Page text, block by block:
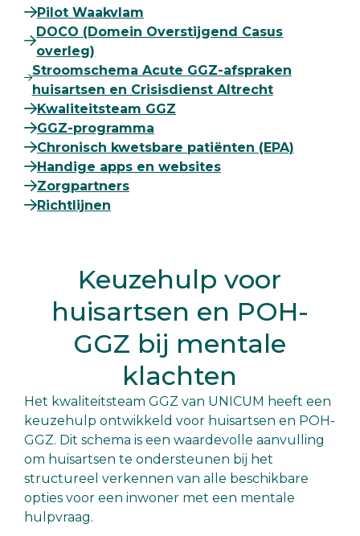
Pilot Waakvlam
DOCO (Domein Overstijgend Casus
overleg)
Stroomschema Acute GGZ-afspraken
huisartsen en Crisisdienst Altrecht
Kwaliteitsteam GGZ
GGZ-programma
Chronisch kwetsbare patiënten (EPA)
Handige apps en websites
Zorgpartners
Richtlijnen
Keuzehulp voor
huisartsen en POH-
GGZ bij mentale
klachten
Het kwaliteitsteam GGZ van UNICUM heeft een
keuzehulp ontwikkeld voor huisartsen en POH-
GGZ. Dit schema is een waardevolle aanvulling
om huisartsen te ondersteunen bij het
structureel verkennen van alle beschikbare
opties voor een inwoner met een mentale
hulpvraag.